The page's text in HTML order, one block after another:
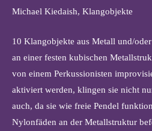
Michael Kiedaish, Klangobjekte
10 Klangobjekte aus Metall und/
an einer festen kubischen
von einem Perkussionisten
aktiviert werden, klingen sie nicht
auch, da sie wie freie Pendel
Nylonfäden an der Metallstruktur